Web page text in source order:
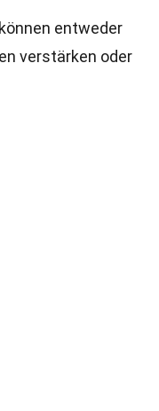
entweder
verstärken oder